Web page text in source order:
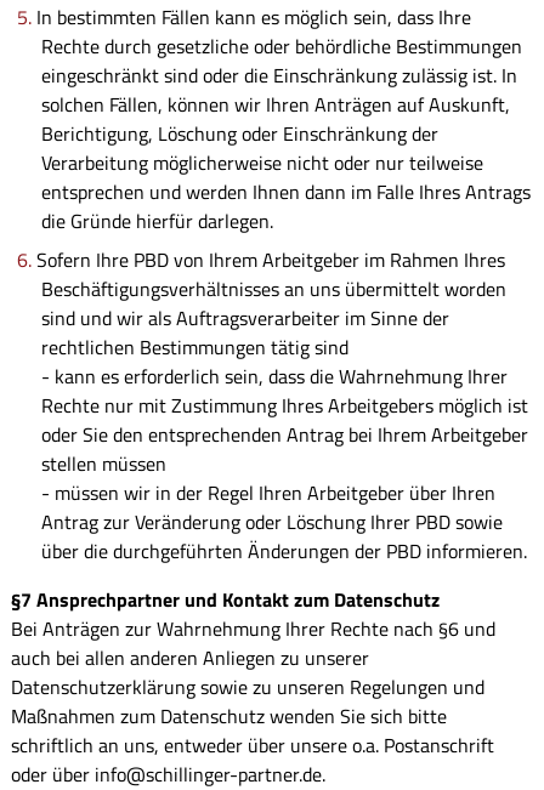
In bestimmten Fällen kann es möglich sein, dass Ihre
Rechte durch gesetzliche oder behördliche Bestimmungen
eingeschränkt sind oder die Einschränkung zulässig ist. In
solchen Fällen, können wir Ihren Anträgen auf Auskunft,
Berichtigung, Löschung oder Einschränkung der
Verarbeitung möglicherweise nicht oder nur teilweise
entsprechen und werden Ihnen dann im Falle Ihres Antrags
die Gründe hierfür darlegen.
Sofern Ihre PBD von Ihrem Arbeitgeber im Rahmen Ihres
Beschäftigungsverhältnisses an uns übermittelt worden
sind und wir als Auftragsverarbeiter im Sinne der
rechtlichen Bestimmungen tätig sind
- kann es erforderlich sein, dass die Wahrnehmung Ihrer
Rechte nur mit Zustimmung Ihres Arbeitgebers möglich ist
oder Sie den entsprechenden Antrag bei Ihrem Arbeitgeber
stellen müssen
- müssen wir in der Regel Ihren Arbeitgeber über Ihren
Antrag zur Veränderung oder Löschung Ihrer PBD sowie
über die durchgeführten Änderungen der PBD informieren.
§7 Ansprechpartner und Kontakt zum Datenschutz
Bei Anträgen zur Wahrnehmung Ihrer Rechte nach §6 und
auch bei allen anderen Anliegen zu unserer
Datenschutzerklärung sowie zu unseren Regelungen und
Maßnahmen zum Datenschutz wenden Sie sich bitte
schriftlich an uns, entweder über unsere o.a. Postanschrift
oder über info@schillinger-partner.de.